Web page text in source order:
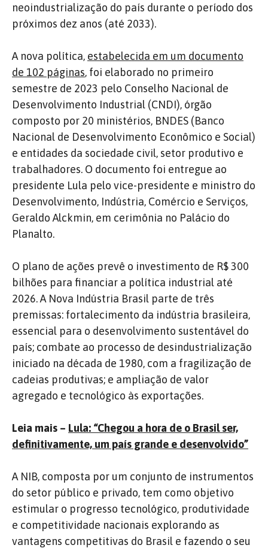
neoindustrialização do país durante o período dos
próximos dez anos (até 2033).
A nova política, estabelecida em um documento
de 102 páginas, foi elaborado no primeiro
semestre de 2023 pelo Conselho Nacional de
Desenvolvimento Industrial (CNDI), órgão
composto por 20 ministérios, BNDES (Banco
Nacional de Desenvolvimento Econômico e Social)
e entidades da sociedade civil, setor produtivo e
trabalhadores. O documento foi entregue ao
presidente Lula pelo vice-presidente e ministro do
Desenvolvimento, Indústria, Comércio e Serviços,
Geraldo Alckmin, em cerimônia no Palácio do
Planalto.
O plano de ações prevê o investimento de R$ 300
bilhões para financiar a política industrial até
2026. A Nova Indústria Brasil parte de três
premissas: fortalecimento da indústria brasileira,
essencial para o desenvolvimento sustentável do
país; combate ao processo de desindustrialização
iniciado na década de 1980, com a fragilização de
cadeias produtivas; e ampliação de valor
agregado e tecnológico às exportações.
Leia mais – Lula: “Chegou a hora de o Brasil ser,
definitivamente, um país grande e desenvolvido”
A NIB, composta por um conjunto de instrumentos
do setor público e privado, tem como objetivo
estimular o progresso tecnológico, produtividade
e competitividade nacionais explorando as
vantagens competitivas do Brasil e fazendo o seu